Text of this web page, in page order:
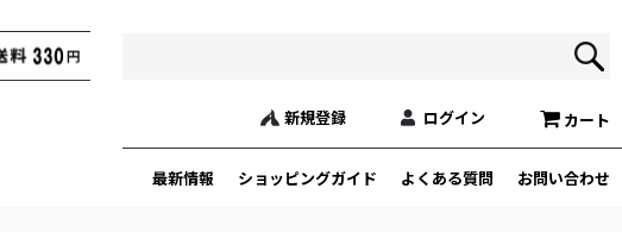
カート
新規登録 ログイン
最新情報 ショッピングガイド よくある質問 お問い合わせ